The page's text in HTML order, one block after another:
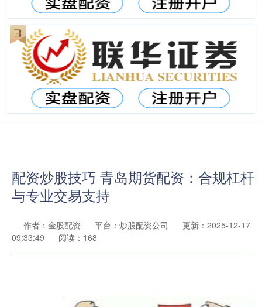
配资炒股技巧 青岛期货配资：合规杠杆
与专业交易支持
作者：金股配资 平台：炒股配资公司
更新：2025-12-17
09:33:49
阅读：168